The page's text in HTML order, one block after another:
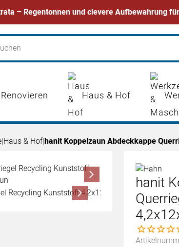
– Regentonnen und clevere Aufbewahrung
Haus & Hof
|Haus & Hof|hanit Koppelzaun Abdeckkappe
hanit
Noch keine